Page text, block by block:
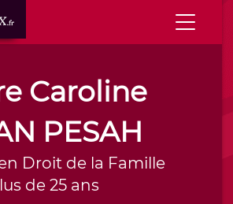
Caroline
PESAH
Droit de la Famille
de 25 ans